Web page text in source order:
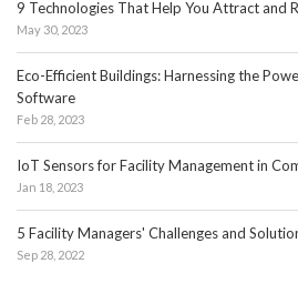
9 Technologies That Help You Attract and
May 30, 2023
Eco-Efficient Buildings: Harnessing the
Software
Feb 28, 2023
IoT Sensors for Facility Management in
Jan 18, 2023
5 Facility Managers' Challenges and
Sep 28, 2022